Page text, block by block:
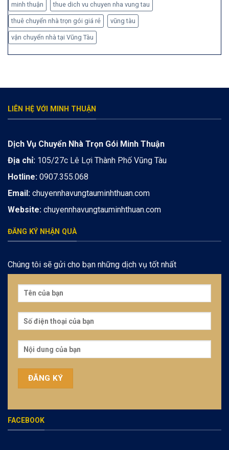
minh thuận thue dich vu chuyen nha vung tau
thuê chuyển nhà trọn gói giá rẻ vũng tàu
vận chuyển nhà tại Vũng Tàu
LIÊN HỆ VỚI MINH THUẬN
Dịch Vụ Chuyển Nhà Trọn Gói Minh Thuận
Địa chỉ: 105/27c Lê Lợi Thành Phố Vũng Tàu
Hotline: 0907.355.068
Email: chuyennhavungtauminhthuan.com
Website: chuyennhavungtauminhthuan.com
ĐĂNG KÝ NHẬN QUÀ
Chúng tôi sẽ gửi cho bạn những dịch vụ tốt nhất
FACEBOOK